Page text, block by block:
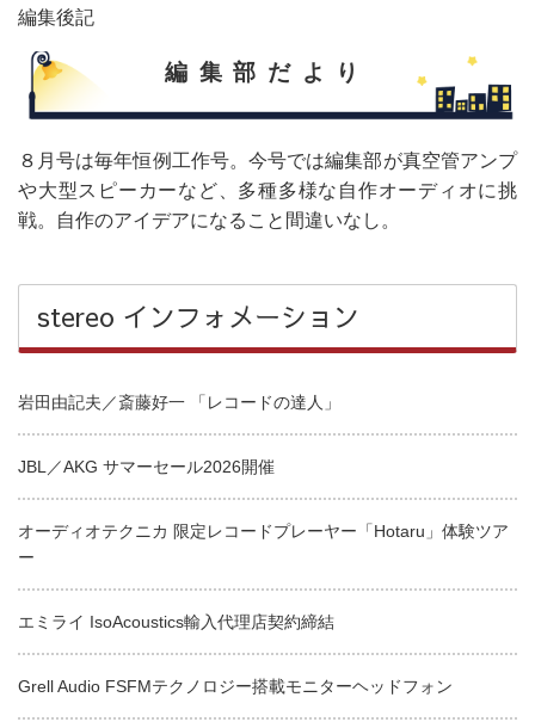
編集後記
編集部だより
８月号は毎年恒例工作号。今号では編集部が真空管アンプ
や大型スピーカーなど、多種多様な自作オーディオに挑
戦。自作のアイデアになること間違いなし。
stereo インフォメーション
岩田由記夫／斎藤好一 「レコードの達人」
JBL／AKG サマーセール2026開催
オーディオテクニカ 限定レコードプレーヤー「Hotaru」体験ツア
ー
エミライ IsoAcoustics輸入代理店契約締結
Grell Audio FSFMテクノロジー搭載モニターヘッドフォン